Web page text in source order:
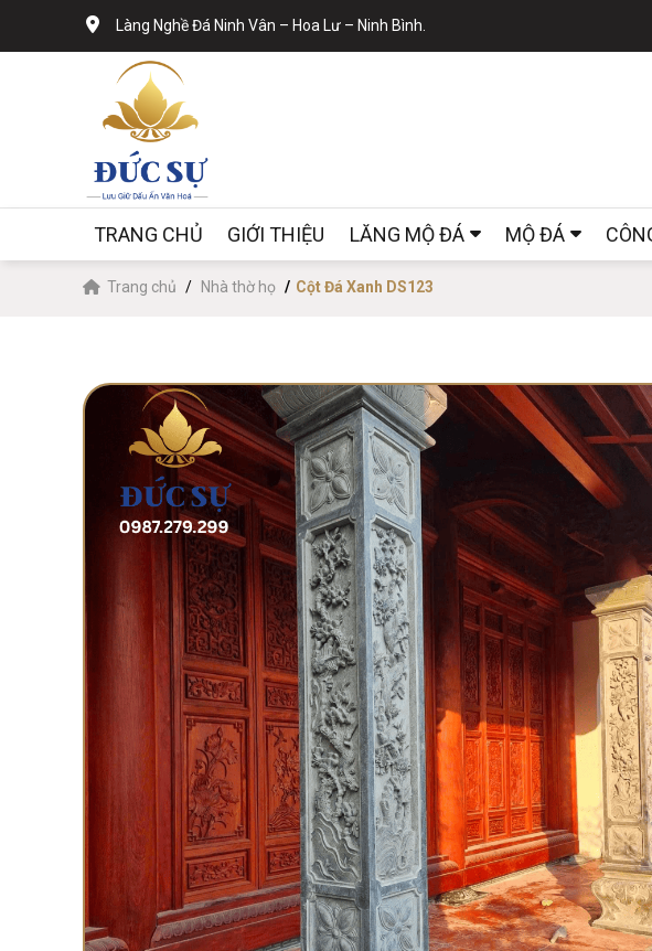
Làng Nghề Đá Ninh Vân – Hoa Lư – Ninh Bình.
TRANG CHỦ GIỚI THIỆU LĂNG MỘ ĐÁ MỘ ĐÁ
Trang chủ Nhà thờ họ Cột Đá Xanh DS123